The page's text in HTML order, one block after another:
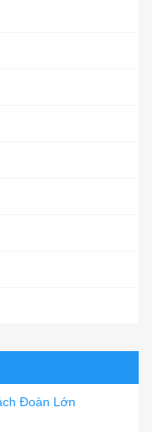
Đoàn Lớn